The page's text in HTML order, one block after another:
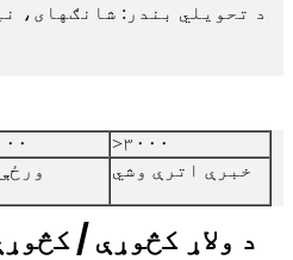
د تحویلي بندر: شانګهای،
۱-
>۳۰۰۰
۱۲-۱۶ ورځې خبرې اترې وشي
د ولاړ کڅوړې /